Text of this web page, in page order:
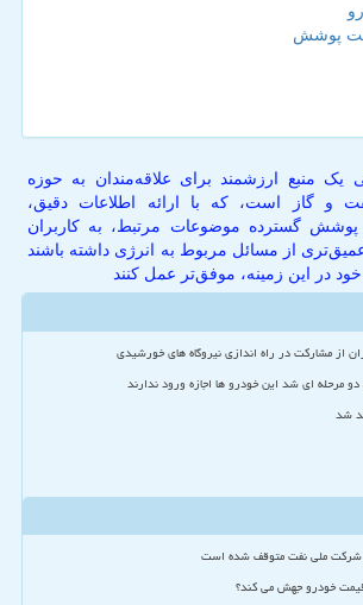
پوشش
منبع ارزشمند برای علاقه‌مندان به حوزه
و گاز است، که با ارائه اطلاعات دقیق،
پوشش گسترده موضوعات مرتبط، به کاربران
از مسائل مربوط به انرژی داشته باشند
در این زمینه، موفق‌تر عمل کنند
از مشارکت در راه اندازی نیروگاه های خورشیدی
مرحله ای شد این خودرو ها اجازه ورود ندارند
شد
شرکت ملی نفت متوقف شده است
خودرو جهش می کند؟